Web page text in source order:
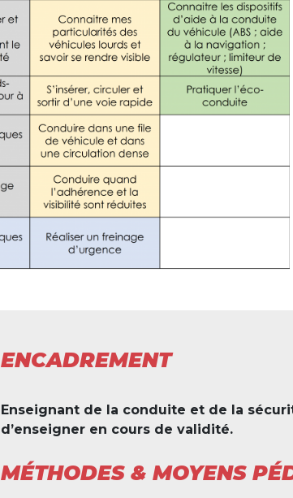
ENCADREMENT
Enseignant de la conduite et de la
d’enseigner en cours de validité.
MÉTHODES & MOYENS